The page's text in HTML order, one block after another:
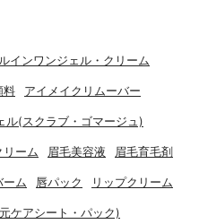
インワンジェル・クリーム
料 アイメイクリムーバー
ル(スクラブ・ゴマージュ)
リーム 眉毛美容液 眉毛育毛剤
ーム 唇パック リップクリーム
ケアシート・パック)